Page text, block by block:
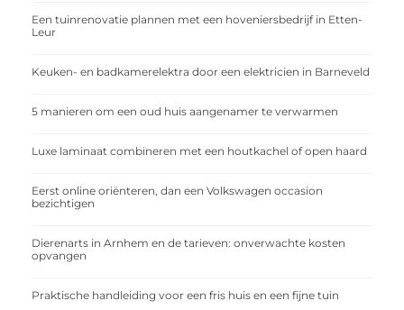
Een tuinrenovatie plannen met een hoveniersbedrijf in Etten-
Leur
Keuken- en badkamerelektra door een elektricien in Barneveld
5 manieren om een oud huis aangenamer te verwarmen
Luxe laminaat combineren met een houtkachel of open haard
Eerst online oriënteren, dan een Volkswagen occasion
bezichtigen
Dierenarts in Arnhem en de tarieven: onverwachte kosten
opvangen
Praktische handleiding voor een fris huis en een fijne tuin